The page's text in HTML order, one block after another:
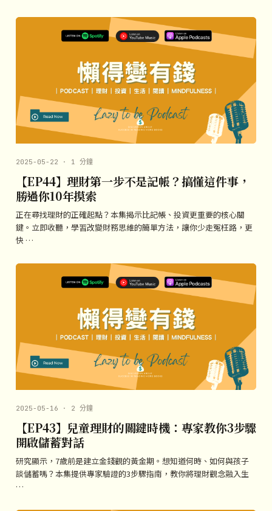
2025-05-22 · 1 分鐘
【EP44】理財第一步不是記帳？搞懂這件事，
勝過你10年摸索
正在尋找理財的正確起點？本集揭示比記帳、投資更重要的核心關
鍵。立即收聽，學習改變財務思維的簡單方法，讓你少走冤枉路，更
快 …
2025-05-16 · 2 分鐘
【EP43】兒童理財的關鍵時機：專家教你3步驟
開啟儲蓄對話
研究顯示，7歲前是建立金錢觀的黃金期。想知道何時、如何與孩子
談儲蓄嗎？本集提供專家驗證的3步驟指南，教你將理財觀念融入生
…